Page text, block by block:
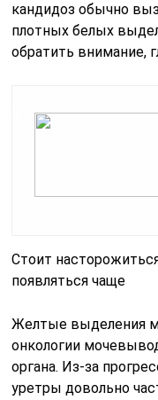
кандидоз обычно
плотных белых
обратить внимание,
Стоит
появляться чаще
Желтые выделения
онкологии
органа. Из-за
уретры довольно